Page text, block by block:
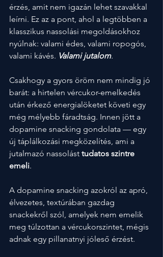
érzés, amit nem igazán lehet szavakkal
leírni. Ez az a pont, ahol a legtöbben a
klasszikus nassolási megoldásokhoz
nyúlnak: valami édes, valami ropogós,
valami kávés. Valami jutalom.
Csakhogy a gyors öröm nem mindig jó
barát: a hirtelen vércukor-emelkedés
után érkező energialöketet követi egy
még mélyebb fáradtság. Innen jött a
dopamine snacking gondolata — egy
új táplálkozási megközelítés, ami a
jutalmazó nassolást tudatos szintre
emeli.
A dopamine snacking azokról az apró,
élvezetes, textúrában gazdag
snackekről szól, amelyek nem emelik
meg túlzottan a vércukorszintet, mégis
adnak egy pillanatnyi jóleső érzést.